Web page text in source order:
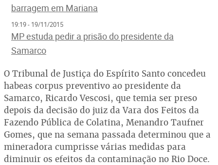
barragem em Mariana
19:19 - 19/11/2015
MP estuda pedir a prisão do presidente da
Samarco
O Tribunal de Justiça do Espírito Santo concedeu
habeas corpus preventivo ao presidente da
Samarco, Ricardo Vescosi, que temia ser preso
depois da decisão do juiz da Vara dos Feitos da
Fazendo Pública de Colatina, Menandro Taufner
Gomes, que na semana passada determinou que a
mineradora cumprisse várias medidas para
diminuir os efeitos da contaminação no Rio Doce.